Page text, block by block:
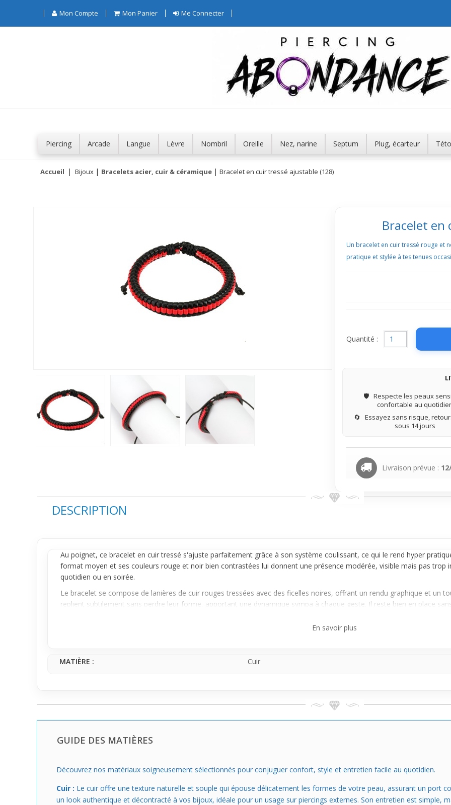
Mon Compte Mon Panier Me Connecter
Piercing Arcade Langue Lèvre Nombril Oreille Nez, narine Septum Plug, écarteur
Accueil Bijoux Bracelets acier, cuir & céramique Bracelet en cuir tressé ajustable (128)
Bracelet en
Un bracelet en cuir tressé rouge et
pratique et stylée à tes tenues
Quantité :
🛡️ Respecte les peaux
confortable au
🔄 Essayez sans risque,
sous 14 jours
Livraison prévue :
DESCRIPTION
Au poignet, ce braceleten cuir tressé s'ajuste parfaitement grâce à son système coulissant, ce qui le rend hyper
format moyen et ses couleurs rouge et noir bien contrastées lui donnent une présence modérée, visible mais pas trop
quotidien ou en soirée.
Le bracelet se compose de lanières de cuir rouges tressées avec des ficelles noires, offrant un rendu graphique et un
replient subtilement sans perdre leur forme, apportant une dynamique sympa à chaque geste. Il reste bien en place
Simple à enfiler et à ajuster, ce bracelet convient à celles et ceux qui cherchent un accessoire avec du caractère sans
En savoir plus
MATIÈRE : Cuir
GUIDE DES MATIÈRES
Découvrez nos matériaux soigneusement sélectionnés pour conjuguer confort, style et entretien facile au quotidien.
Cuir : Le cuir offre une texture naturelle et souple qui épouse délicatement les formes de votre peau, assurant un port
un look authentique et décontracté à vos bijoux, idéale pour un usage sur piercings externes. Son entretien est simple,